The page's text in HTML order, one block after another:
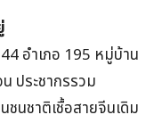
อำเภอ 195 หมู่บ้าน
ประชากรรวม
ชนชาติเชื้อสายจีนเดิม